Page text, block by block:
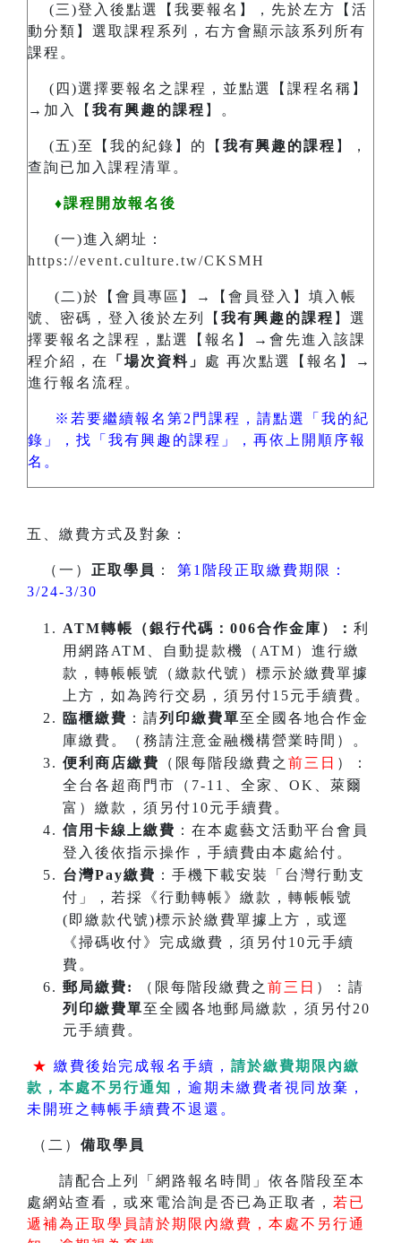
(三)登入後點選【我要報名】，先於左方【活
動分類】選取課程系列，右方會顯示該系列所有
課程。
(四)選擇要報名之課程，並點選【課程名稱】
→加入【 我有興趣的課程 】。
(五)至【我的紀錄】的【 我有興趣的課程 】，
查詢已加入課程清單。
♦課程開放報名後
(一)進入網址：
https://event.culture.tw/CKSMH
(二)於【會員專區】→【會員登入】填入帳
號、密碼，登入後於左列【 我有興趣的課程 】選
擇要報名之課程，點選【報名】→會先進入該課
程介紹，在
「場次資料」
處 再次點選【報名】→
進行報名流程。
※若要繼續報名第2門課程，請點選「我的紀
錄」，找「我有興趣的課程」，再依上開順序報
名。
五、繳費方式及對象：
（一） 正取學員 ： 第1階段正取繳費期限：
3/24-3/30
ATM轉帳（銀行代碼：006合作金庫）： 利
用網路ATM、自動提款機（ATM）進行繳
款，轉帳帳號（繳款代號）標示於繳費單據
上方，如為跨行交易，須另付15元手續費。
臨櫃繳費 ：請列印繳費單至全國各地合作金
庫繳費。（務請注意金融機構營業時間）。
便利商店繳費
（限每階段繳費之 前三日 ）：
全台各超商門市（7-11、全家、OK、萊爾
富）繳款，須另付10元手續費。
信用卡線上繳費 ：在本處藝文活動平台會員
登入後依指示操作，手續費由本處給付。
台灣Pay繳費 ：手機下載安裝「台灣行動支
付」，若採《行動轉帳》繳款，轉帳帳號
(即繳款代號)標示於繳費單據上方，或逕
《掃碼收付》完成繳費，須另付10元手續
費。
郵局繳費:
（限每階段繳費之 前三日 ）：請
列印繳費單至全國各地郵局繳款，須另付20
元手續費。
★ 繳費後始完成報名手續， 請於繳費期限內繳
款，本處不另行通知 ，逾期未繳費者視同放棄，
未開班之轉帳手續費不退還。
（二） 備取學員
請配合上列「網路報名時間」依各階段至本
處網站查看，或來電洽詢是否已為正取者， 若已
遞補為正取學員請於期限內繳費，本處不另行通